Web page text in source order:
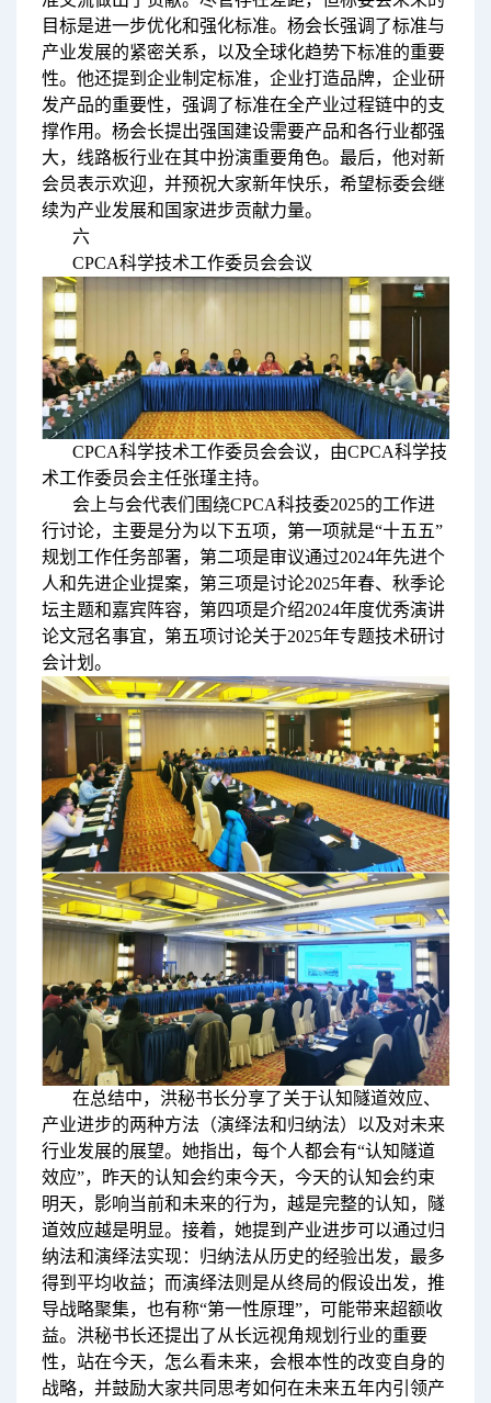
目标是进一步优化和强化标准。杨会长强调了标准与
产业发展的紧密关系，以及全球化趋势下标准的重要
性。他还提到企业制定标准，企业打造品牌，企业研
发产品的重要性，强调了标准在全产业过程链中的支
撑作用。杨会长提出强国建设需要产品和各行业都强
大，线路板行业在其中扮演重要角色。最后，他对新
会员表示欢迎，并预祝大家新年快乐，希望标委会继
续为产业发展和国家进步贡献力量。
六
CPCA科学技术工作委员会会议
CPCA科学技术工作委员会会议，由CPCA科学技
术工作委员会主任张瑾主持。
会上与会代表们围绕CPCA科技委2025的工作进
行讨论，主要是分为以下五项，第一项就是“十五五”
规划工作任务部署，第二项是审议通过2024年先进个
人和先进企业提案，第三项是讨论2025年春、秋季论
坛主题和嘉宾阵容，第四项是介绍2024年度优秀演讲
论文冠名事宜，第五项讨论关于2025年专题技术研讨
会计划。
在总结中，洪秘书长分享了关于认知隧道效应、
产业进步的两种方法（演绎法和归纳法）以及对未来
行业发展的展望。她指出，每个人都会有“认知隧道
效应”，昨天的认知会约束今天，今天的认知会约束
明天，影响当前和未来的行为，越是完整的认知，隧
道效应越是明显。接着，她提到产业进步可以通过归
纳法和演绎法实现：归纳法从历史的经验出发，最多
得到平均收益；而演绎法则是从终局的假设出发，推
导战略聚集，也有称“第一性原理”，可能带来超额收
益。洪秘书长还提出了从长远视角规划行业的重要
性，站在今天，怎么看未来，会根本性的改变自身的
战略，并鼓励大家共同思考如何在未来五年内引领产